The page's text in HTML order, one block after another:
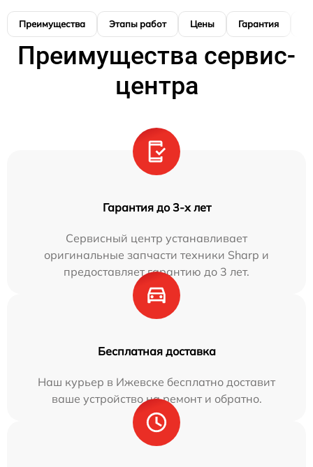
Преимущества Этапы работ Цены Гарантия
Преимущества сервис-
центра
Гарантия до 3-х лет
Сервисный центр устанавливает
оригинальные запчасти техники Sharp и
предоставляет гарантию до 3 лет.
Бесплатная доставка
Наш курьер в Ижевске бесплатно доставит
ваше устройство на ремонт и обратно.